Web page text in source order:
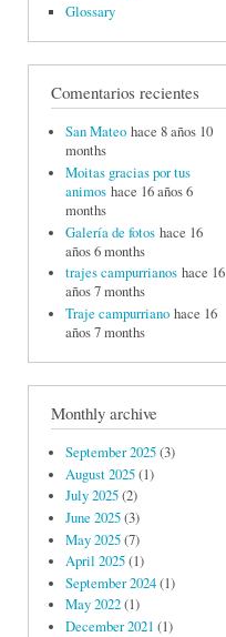
Glossary
Comentarios recientes
San Mateo hace 8 años 10
months
Moitas gracias por tus
animos hace 16 años 6
months
Galería de fotos hace 16
años 6 months
trajes campurrianos hace 16
años 7 months
Traje campurriano hace 16
años 7 months
Monthly archive
September 2025(3)
August 2025(1)
July 2025(2)
June 2025(3)
May 2025(7)
April 2025(1)
September 2024(1)
May 2022(1)
December 2021 (1)